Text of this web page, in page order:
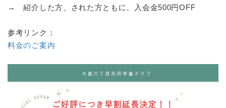
→ 紹介した方、された方ともに、入会金500円OFF
参考リンク：
料金のご案内